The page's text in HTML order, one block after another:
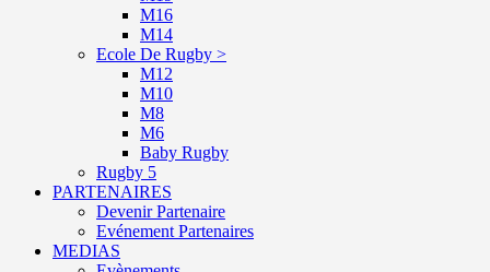
M16
M14
Ecole De Rugby >
M12
M10
M8
M6
Baby Rugby
Rugby 5
PARTENAIRES
Devenir Partenaire
Evénement Partenaires
MEDIAS